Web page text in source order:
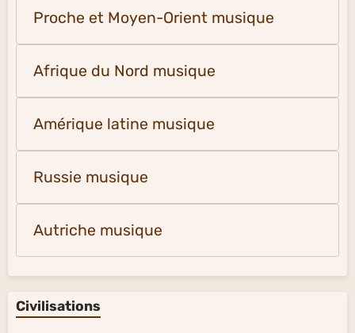
Proche et Moyen-Orient musique
Afrique du Nord musique
Amérique latine musique
Russie musique
Autriche musique
Civilisations